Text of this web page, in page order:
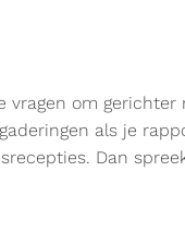
vragen om
als je
Dan